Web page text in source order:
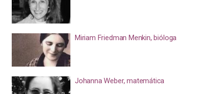
Miriam Friedman Menkin, bióloga
Johanna Weber, matemática